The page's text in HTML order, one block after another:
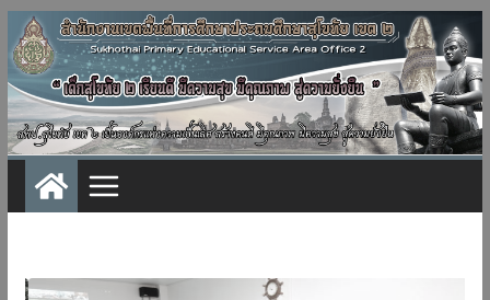
Skip
to
content